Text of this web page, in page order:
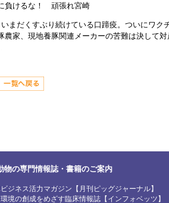
負けるな！ 頑張れ宮崎
まだくすぶり続けている口蹄疫。ついにワ
農家、現地養豚関連メーカーの苦難は決して
物の専門情報誌・書籍のご案内
ジネス活力マガジン【月刊ピッグジャーナル】
境の創成をめざす臨床情報誌【インフォベッツ】